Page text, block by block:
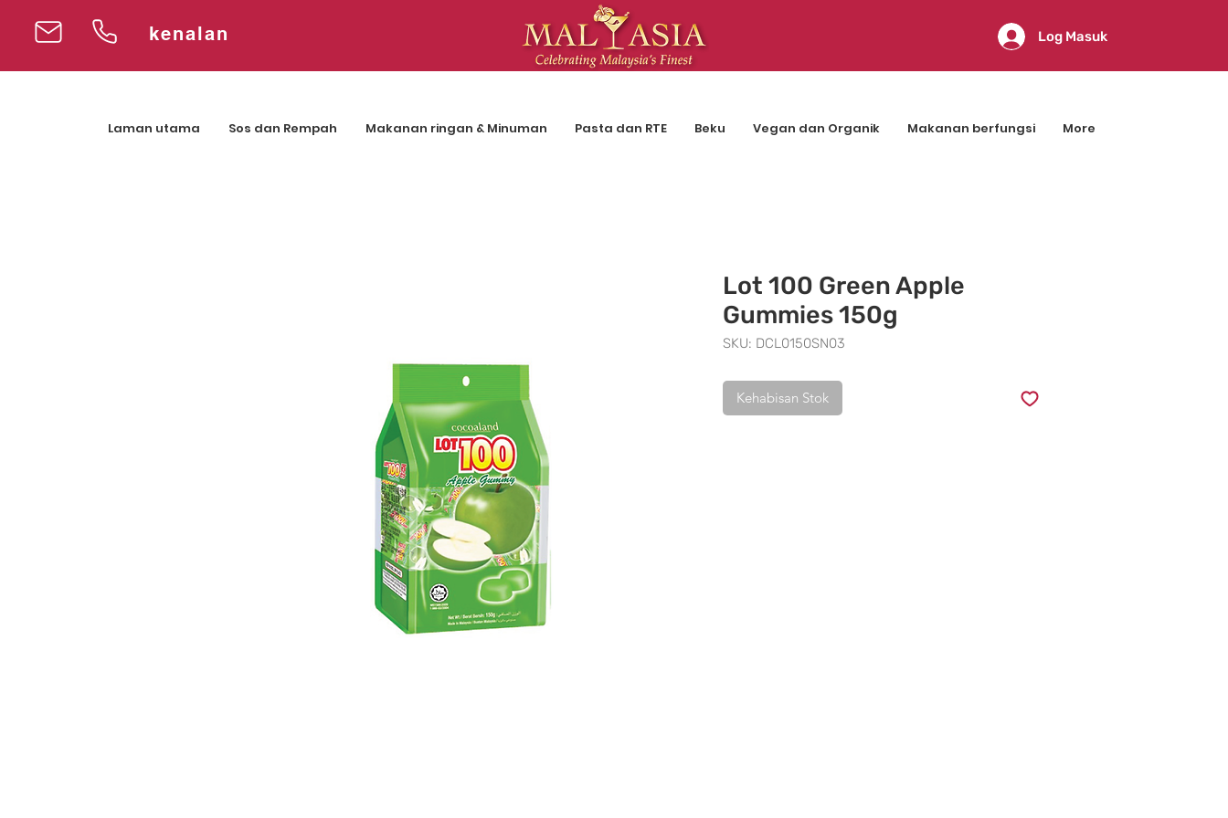
kenalan Log Masuk
Laman utama Sos dan Rempah Makanan ringan & Minuman Pasta dan RTE Beku Vegan dan Organik Makanan berfungsi More
Lot 100 Green Apple
Gummies 150g
SKU: DCL0150SN03
Kehabisan Stok